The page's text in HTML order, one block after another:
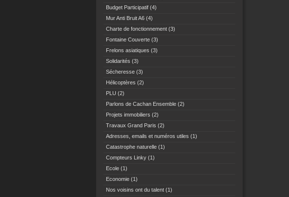
Budget Participatif (4)
Mur Anti Bruit A6 (4)
Charte de fonctionnement (3)
Fontaine Couverte (3)
Frelons asiatiques (3)
Solidarités (3)
Sécheresse (3)
Hélicoptères (2)
PLU (2)
Parlons de Cachan Ensemble (2)
Projets immobiliers (2)
Travaux Grand Paris (2)
Adresses, emails et numéros utiles (1)
Catastrophe naturelle (1)
Compteurs Linky (1)
Ecole (1)
Economie (1)
Nos voisins ont du talent (1)